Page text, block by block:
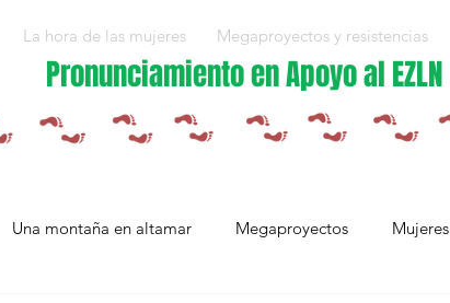
La hora de las mujeres Megaproyectos y resistencias
Pronunciamiento en Apoyo al EZLN
Una montaña en altamar Megaproyectos Mujeres